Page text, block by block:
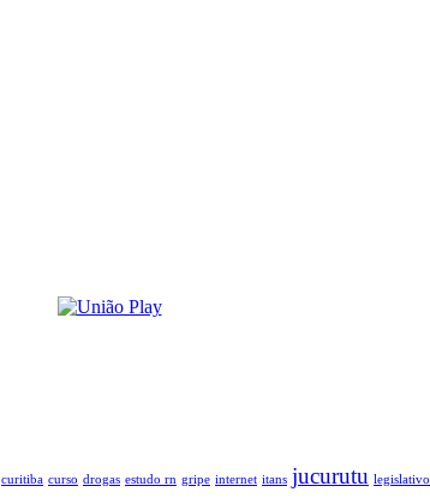
curitiba curso drogas estudo rn gripe internet itans jucurutu legislativo